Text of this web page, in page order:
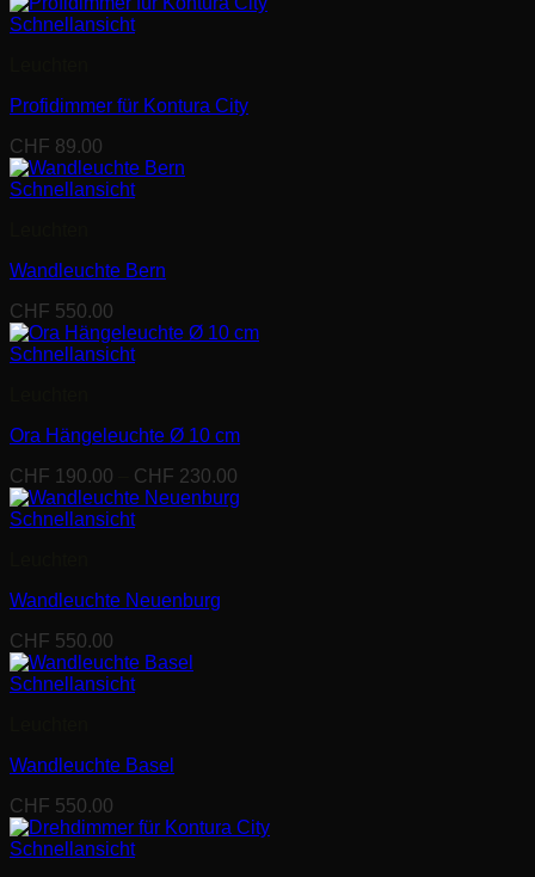
Schnellansicht
Profidimmer für Kontura City
CHF 89.00
Schnellansicht
Wandleuchte Bern
CHF 550.00
Schnellansicht
Ora Hängeleuchte Ø 10 cm
CHF 190.00 CHF 230.00
CHF 190.00
Schnellansicht
Wandleuchte Neuenburg
CHF 550.00
Schnellansicht
Wandleuchte Basel
CHF 550.00
Schnellansicht